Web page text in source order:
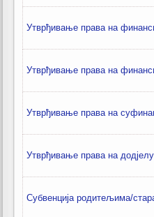
Утврђивање права на
Утврђивање права на
Утврђивање права на
Утврђивање права на
Субвенција родитељима/